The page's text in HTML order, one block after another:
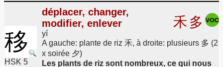
移
HSK 5
déplacer, changer,
modifier, enlever
yí
禾 多
A gauche: plante de riz 禾, à droite: plusieurs 多 (2
x soirée 夕)
Les plants de riz sont nombreux, ce qui nous